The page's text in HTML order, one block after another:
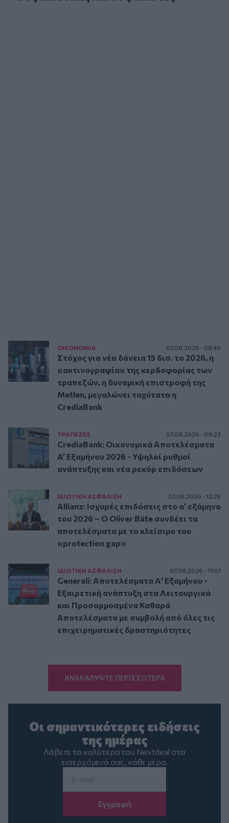
ΟΙΚΟΝΟΜΙΑ 07.08.2026 - 08:45
Στόχος για νέα δάνεια 15 δισ. το 2026, η
«ακτινογραφία» της κερδοφορίας των
τραπεζών, η δυναμική επιστροφή της
Metlen, μεγαλώνει ταχύτατα η
CrediaBank
ΤΡAΠΕΖΕΣ 07.08.2026 - 09:23
CrediaBank: Οικονομικά Αποτελέσματα
A’ Εξαμήνου 2026 - Υψηλοί ρυθμοί
ανάπτυξης και νέα ρεκόρ επιδόσεων
ΙΔΙΩΤΙΚΗ ΑΣΦAΛΙΣΗ 07.08.2026 - 12:25
Allianz: Ισχυρές επιδόσεις στο α’ εξάμηνο
του 2026 – Ο Oliver Bäte συνδέει τα
αποτελέσματα με το κλείσιμο του
«protection gap»
ΙΔΙΩΤΙΚΗ ΑΣΦAΛΙΣΗ 07.08.2026 - 11:01
Generali: Αποτελέσματα Α' Εξαμήνου -
Εξαιρετική ανάπτυξη στα Λειτουργικά
και Προσαρμοσμένα Καθαρά
Αποτελέσματα με συμβολή από όλες τις
επιχειρηματικές δραστηριότητες
ΑΝΑΚΑΛΥΨΤΕ ΠΕΡΙΣΣΟΤΕΡΑ
Οι σημαντικότερες ειδήσεις
της ημέρας
Λάβετε τα καλύτερα του Nextdeal στα
εισερχόμενά σας, κάθε μέρα.